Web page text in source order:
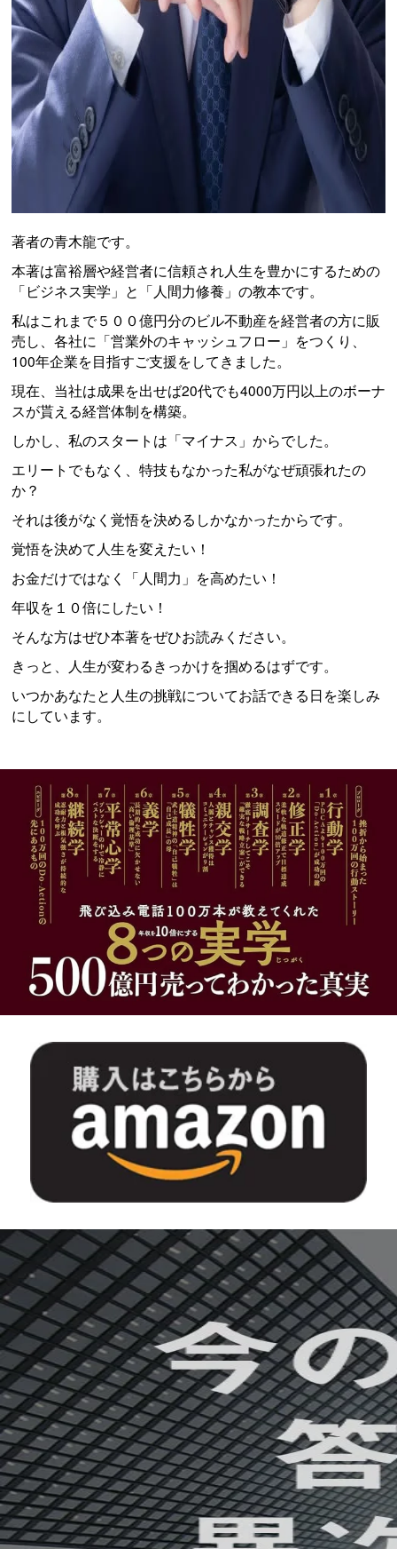
著者の青木龍です。
本著は富裕層や経営者に信頼され人生を豊かにするための
「ビジネス実学」と「人間力修養」の教本です。
私はこれまで５００億円分のビル不動産を経営者の方に販
売し、各社に「営業外のキャッシュフロー」をつくり、
100年企業を目指すご支援をしてきました。
現在、当社は成果を出せば20代でも4000万円以上のボーナ
スが貰える経営体制を構築。
しかし、私のスタートは「マイナス」からでした。
エリートでもなく、特技もなかった私がなぜ頑張れたの
か？
それは後がなく覚悟を決めるしかなかったからです。
覚悟を決めて人生を変えたい！
お金だけではなく「人間力」を高めたい！
年収を１０倍にしたい！
そんな方はぜひ本著をぜひお読みください。
きっと、人生が変わるきっかけを掴めるはずです。
いつかあなたと人生の挑戦についてお話できる日を楽しみ
にしています。